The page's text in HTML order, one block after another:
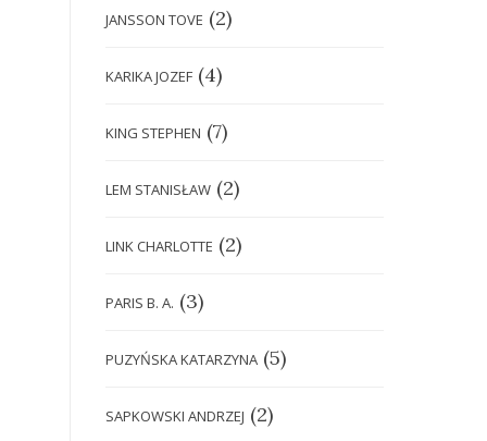
JANSSON TOVE (2)
KARIKA JOZEF (4)
KING STEPHEN (7)
LEM STANISŁAW (2)
LINK CHARLOTTE (2)
PARIS B. A. (3)
PUZYŃSKA KATARZYNA (5)
SAPKOWSKI ANDRZEJ (2)